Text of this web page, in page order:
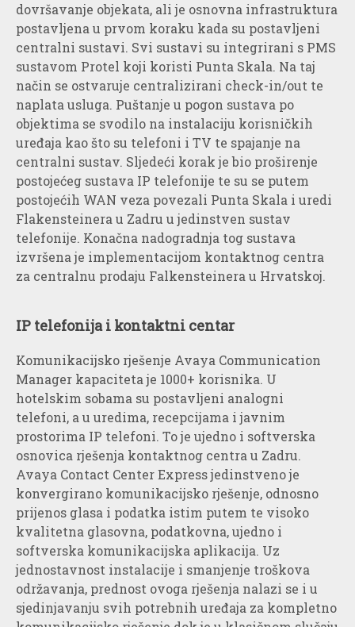
dovršavanje objekata, ali je osnovna infrastruktura
postavljena u prvom koraku kada su postavljeni
centralni sustavi. Svi sustavi su integrirani s PMS
sustavom Protel koji koristi Punta Skala. Na taj
način se ostvaruje centralizirani check-in/out te
naplata usluga. Puštanje u pogon sustava po
objektima se svodilo na instalaciju korisničkih
uređaja kao što su telefoni i TV te spajanje na
centralni sustav. Sljedeći korak je bio proširenje
postojećeg sustava IP telefonije te su se putem
postojećih WAN veza povezali Punta Skala i uredi
Flakensteinera u Zadru u jedinstven sustav
telefonije. Konačna nadogradnja tog sustava
izvršena je implementacijom kontaktnog centra
za centralnu prodaju Falkensteinera u Hrvatskoj.
IP telefonija i kontaktni centar
Komunikacijsko rješenje Avaya Communication
Manager kapaciteta je 1000+ korisnika. U
hotelskim sobama su postavljeni analogni
telefoni, a u uredima, recepcijama i javnim
prostorima IP telefoni. To je ujedno i softverska
osnovica rješenja kontaktnog centra u Zadru.
Avaya Contact Center Express jedinstveno je
konvergirano komunikacijsko rješenje, odnosno
prijenos glasa i podatka istim putem te visoko
kvalitetna glasovna, podatkovna, ujedno i
softverska komunikacijska aplikacija. Uz
jednostavnost instalacije i smanjenje troškova
održavanja, prednost ovoga rješenja nalazi se i u
sjedinjavanju svih potrebnih uređaja za kompletno